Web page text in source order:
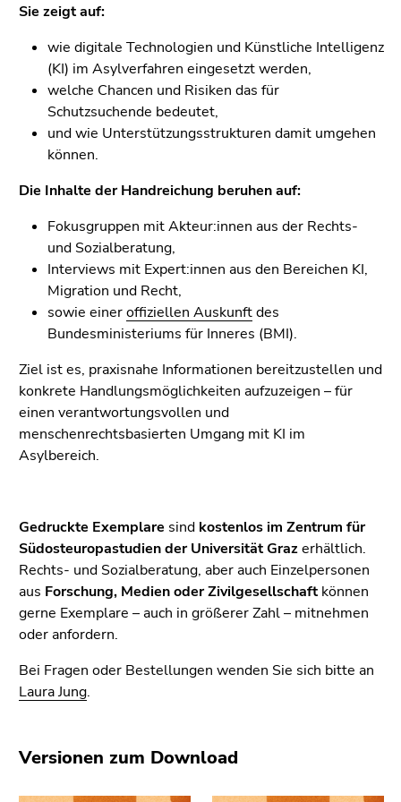
Sie diesen
Link.
Zum
Inhalt
(Zugriffstaste
Positionsanzeige
2)
Zur
Hauptnavigation
(Zugriffstaste
3)
Zur
Unternavigation
(Zugriffstaste
4)
Zu
den
Zu
den
Seiteneinstellungen
(Benutzer/Sprache)
(Zugriffstaste
8)
Zur
Suche
Sie zeigt auf:
wie digitale Technologien und Künstliche Intelligenz
(KI) im Asylverfahren eingesetzt werden,
welche Chancen und Risiken das für
Schutzsuchende bedeutet,
und wie Unterstützungsstrukturen damit umgehen
können.
Die Inhalte der Handreichung beruhen auf:
Fokusgruppen mit Akteur:innen aus der Rechts-
und Sozialberatung,
Interviews mit Expert:innen aus den Bereichen KI,
Migration und Recht,
sowie eineroffiziellen Auskunftdes
Bundesministeriums für Inneres (BMI).
Ziel ist es, praxisnahe Informationen bereitzustellen und
konkrete Handlungsmöglichkeiten aufzuzeigen – für
einen verantwortungsvollen und
menschenrechtsbasierten Umgang mit KI im
Asylbereich.
Gedruckte Exemplare sind kostenlos im Zentrum für
Südosteuropastudien der Universität Grazerhältlich.
Rechts- und Sozialberatung, aber auch Einzelpersonen
aus Forschung, Medien oder Zivilgesellschaftkönnen
gerne Exemplare – auch in größerer Zahl – mitnehmen
oder anfordern.
Bei Fragen oder Bestellungen wenden Sie sich bitte an
Laura Jung.
Versionen zum Download